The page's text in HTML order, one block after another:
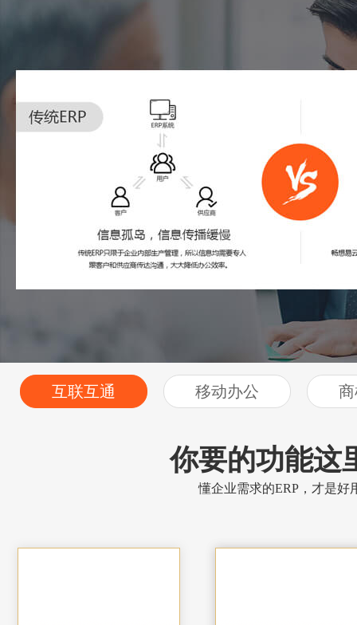
互联互通 移动办公
你要的功能这
懂企业需求的ERP，才是好